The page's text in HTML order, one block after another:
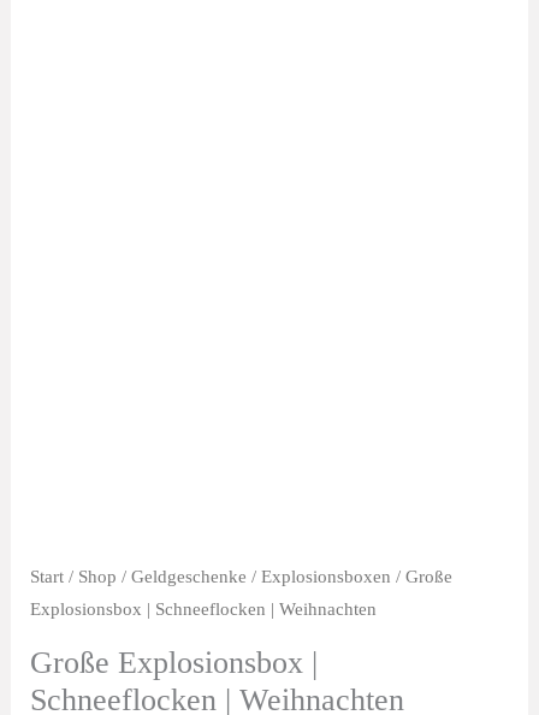
Start/ Shop / Geldgeschenke / Explosionsboxen / Große
Explosionsbox | Schneeflocken | Weihnachten
Große Explosionsbox |
Schneeflocken | Weihnachten